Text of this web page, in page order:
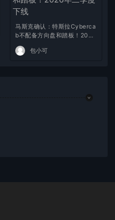
马斯克确认：特斯拉Cyberca
b不配备方向盘和踏板！2026
年二季度下线
包小可